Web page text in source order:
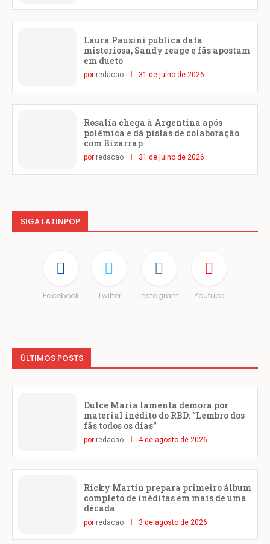
Laura Pausini publica data
misteriosa, Sandy reage e fãs apostam
em dueto
por redacao 31 de julho de 2026
Rosalía chega à Argentina após
polêmica e dá pistas de colaboração
com Bizarrap
por redacao 31 de julho de 2026
SIGA LATINPOP
Facebook Twitter Instagram Youtube
ÚLTIMOS POSTS
Dulce María lamenta demora por
material inédito do RBD: “Lembro dos
fãs todos os dias”
por redacao 4 de agosto de 2026
Ricky Martin prepara primeiro álbum
completo de inéditas em mais de uma
década
por redacao 3 de agosto de 2026